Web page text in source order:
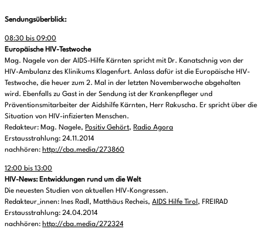
Sendungsüberblick:
08:30 bis 09:00
Europäische HIV-Testwoche
Mag. Nagele von der AIDS-Hilfe Kärnten spricht mit Dr. Kanatschnig von der
HIV-Ambulanz des Klinikums Klagenfurt. Anlass dafür ist die Europäische HIV-
Testwoche, die heuer zum 2. Mal in der letzten Novemberwoche abgehalten
wird. Ebenfalls zu Gast in der Sendung ist der Krankenpfleger und
Präventionsmitarbeiter der Aidshilfe Kärnten, Herr Rakuscha. Er spricht über die
Situation von HIV-infizierten Menschen.
Redakteur: Mag. Nagele, Positiv Gehört, Radio Agora
Erstausstrahlung: 24.11.2014
nachhören: http://cba.media/273860
12:00 bis 13:00
HIV-News: Entwicklungen rund um die Welt
Die neuesten Studien von aktuellen HIV-Kongressen.
Redakteur_innen: Ines Radl, Matthäus Recheis, AIDS Hilfe Tirol , FREIRAD
Erstausstrahlung: 24.04.2014
nachhören: http://cba.media/272324